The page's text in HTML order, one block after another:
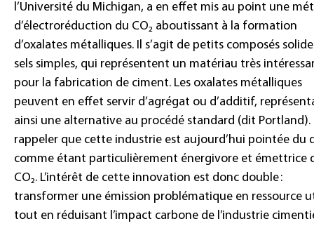
l’Université du Michigan, a en effet mis au point une
d’électroréduction du CO₂ aboutissant à la formation
d’oxalates métalliques. Il s’agit de petits composés
sels simples, qui représentent un matériau très
pour la fabrication de ciment. Les oxalates métalliques
peuvent en effet servir d’agrégat ou d’additif,
ainsi une alternative au procédé standard (dit
rappeler que cette industrie est aujourd’hui pointée du
comme étant particulièrement énergivore et émettrice
CO₂. L’intérêt de cette innovation est donc double :
transformer une émission problématique en ressource
tout en réduisant l’impact carbone de l’industrie